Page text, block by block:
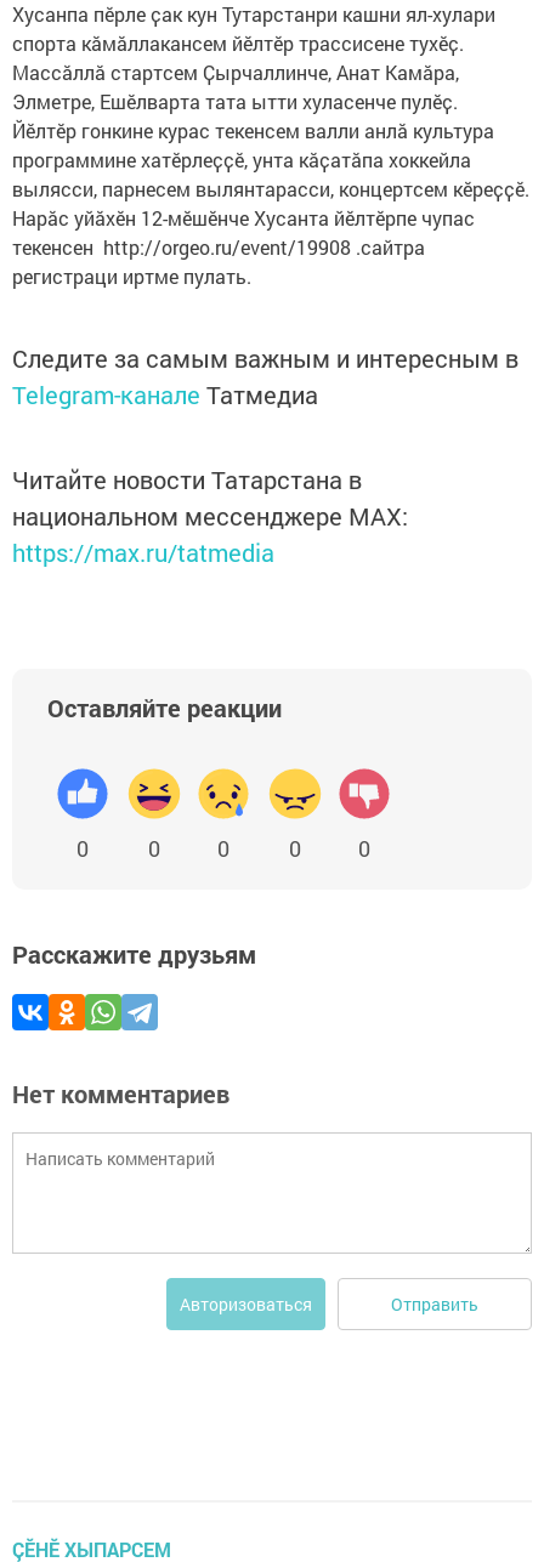
Хусанпа пӗрле ҫак кун Тутарстанри кашни ял-хулари
спорта кӑмӑллакансем йӗлтӗр трассисене тухӗҫ.
Массӑллӑ стартсем Ҫырчаллинче, Анат Камӑра,
Элметре, Ешӗлварта тата ытти хуласенче пулӗҫ.
Йӗлтӗр гонкине курас текенсем валли анлӑ культура
программине хатӗрлеҫҫӗ, унта кӑҫатӑпа хоккейла
вылясси, парнесем вылянтарасси, концертсем кӗреҫҫӗ.
Нарӑс уйӑхӗн 12-мӗшӗнче Хусанта йӗлтӗрпе чупас
текенсен http://orgeo.ru/event/19908 .сайтра
регистраци иртме пулать.
Следите за самым важным и интересным в
Telegram-канале Татмедиа
Читайте новости Татарстана в
национальном мессенджере MАХ:
https://max.ru/tatmedia
Оставляйте реакции
0 0 0 0 0
Расскажите друзьям
Нет комментариев
Авторизоваться Отправить
ÇӖНӖ ХЫПАРСЕМ